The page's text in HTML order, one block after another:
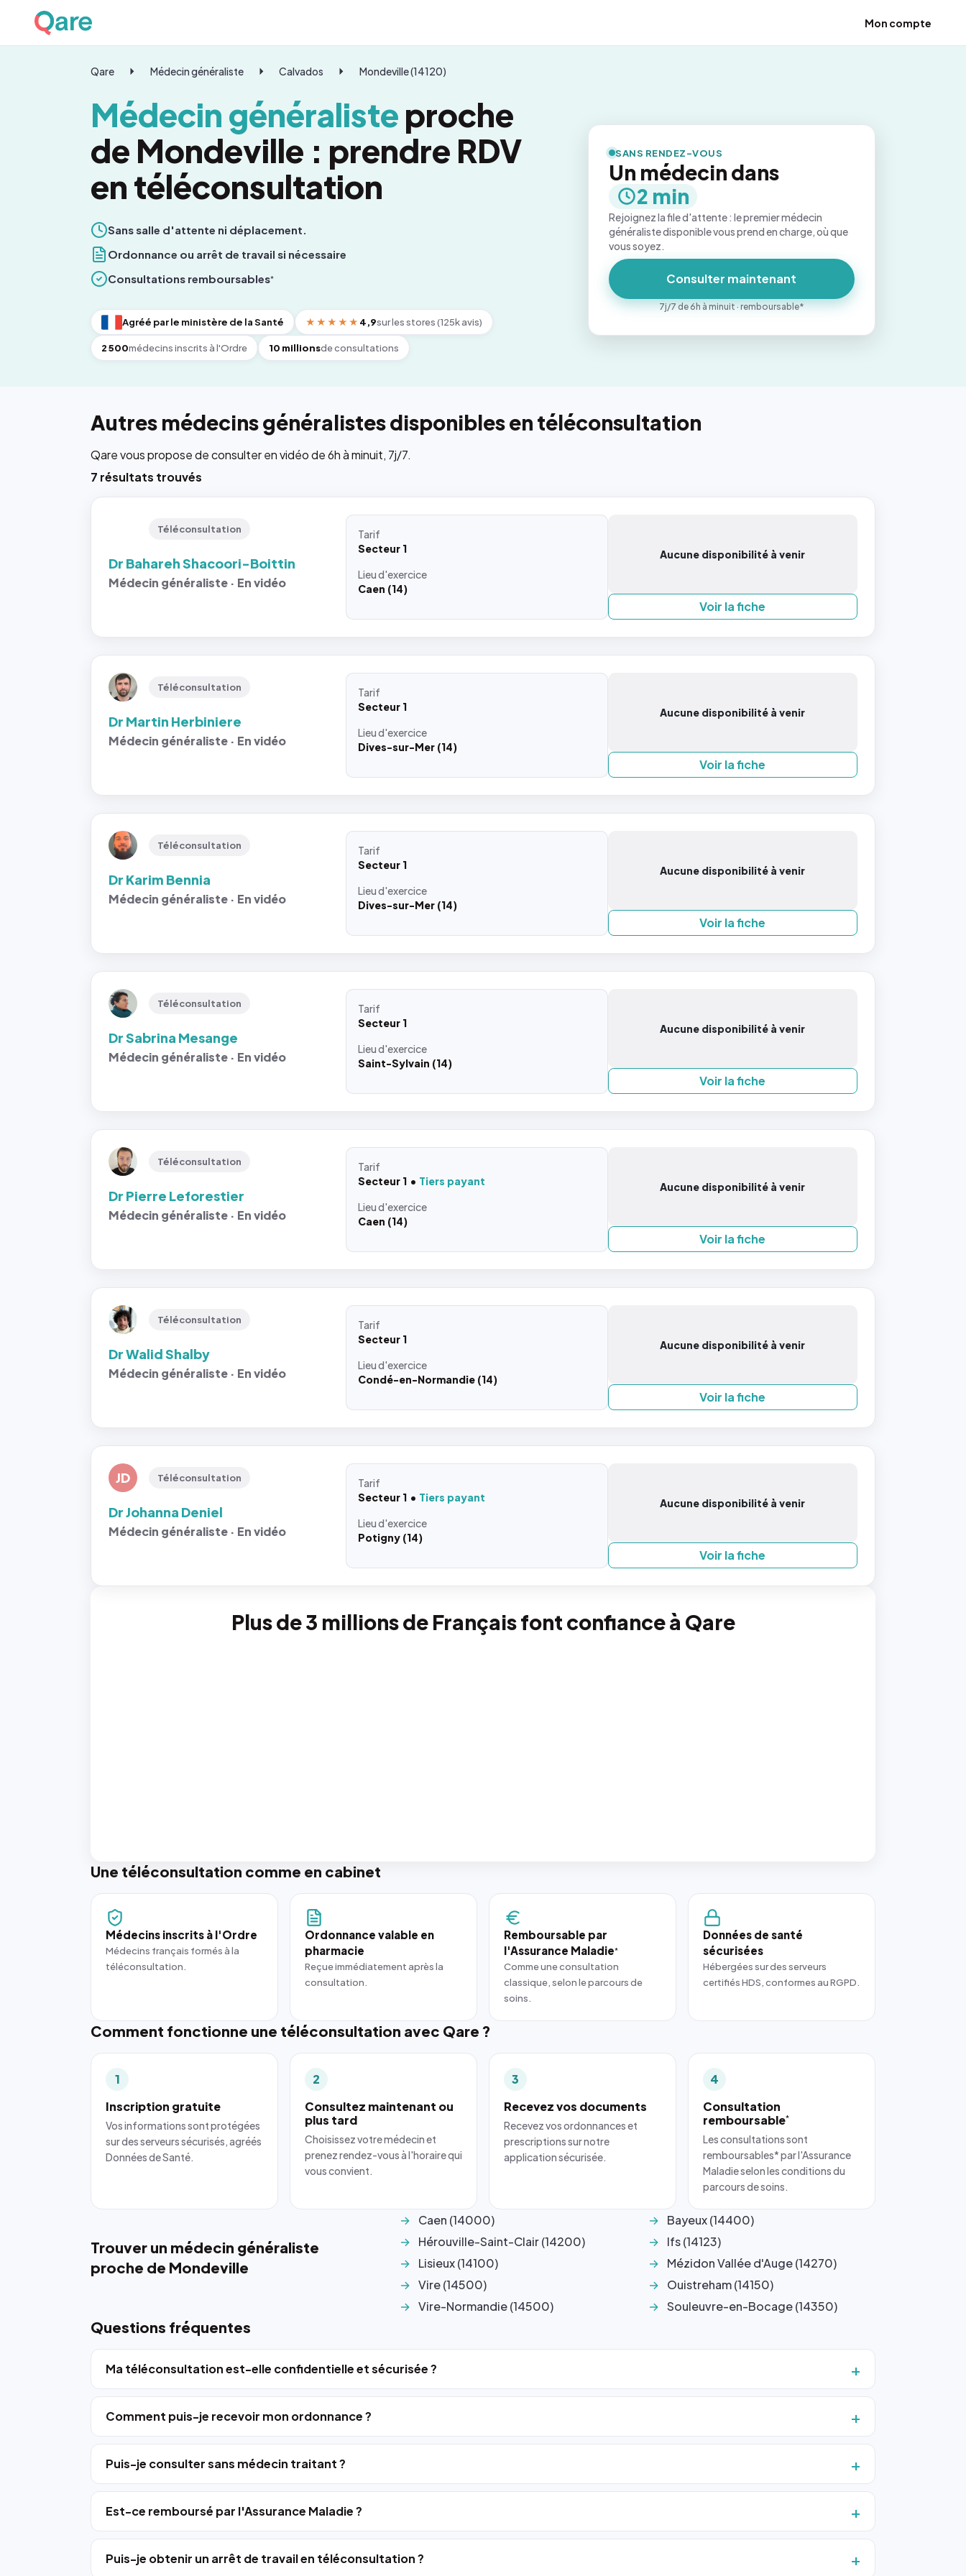
Mon compte
Qare Médecin généraliste Calvados Mondeville (14120)
Médecin généralisteproche
de Mondeville : prendre RDV
en téléconsultation
Sans salle d'attente ni déplacement.
Ordonnance ou arrêt de travail si nécessaire
Consultations remboursables*
Agréé par le ministère de la Santé ★★★★★ 4,9sur les stores (125k avis)
2 500médecins inscrits à l'Ordre 10 millionsde consultations
SANS RENDEZ-VOUS
Un médecin dans
2 min
Rejoignez la file d'attente : le premier médecin
généraliste disponible vous prend en charge, où que
vous soyez.
Consulter maintenant
7j/7 de 6h à minuit · remboursable*
Autres médecins généralistes disponibles en téléconsultation
Qare vous propose de consulter en vidéo de 6h à minuit, 7j/7.
7 résultats trouvés
Téléconsultation
Dr Bahareh Shacoori-Boittin
Médecin généraliste · En vidéo
Tarif
Secteur 1
Lieud'exercice
Caen (14)
Aucune disponibilité à venir
Voir la fiche
Téléconsultation
Dr Martin Herbiniere
Médecin généraliste · En vidéo
Tarif
Secteur 1
Lieud'exercice
Dives-sur-Mer (14)
Aucune disponibilité à venir
Voir la fiche
Téléconsultation
Dr Karim Bennia
Médecin généraliste · En vidéo
Tarif
Secteur 1
Lieud'exercice
Dives-sur-Mer (14)
Aucune disponibilité à venir
Voir la fiche
Téléconsultation
Dr Sabrina Mesange
Médecin généraliste · En vidéo
Tarif
Secteur 1
Lieud'exercice
Saint-Sylvain (14)
Aucune disponibilité à venir
Voir la fiche
Téléconsultation
Dr Pierre Leforestier
Médecin généraliste · En vidéo
Tarif
Secteur 1
Tiers payant
Lieud'exercice
Caen (14)
Aucune disponibilité à venir
Voir la fiche
Téléconsultation
Dr Walid Shalby
Médecin généraliste · En vidéo
Tarif
Secteur 1
Lieud'exercice
Condé-en-Normandie (14)
Aucune disponibilité à venir
Voir la fiche
JD Téléconsultation
Dr Johanna Deniel
Médecin généraliste · En vidéo
Tarif
Secteur 1
Tiers payant
Lieud'exercice
Potigny (14)
Aucune disponibilité à venir
Voir la fiche
Plus de 3 millions de Français font confiance à Qare
Une téléconsultation comme en cabinet
Médecins inscrits à l'Ordre
Médecins français formés à la
téléconsultation.
Ordonnance valable en
pharmacie
Reçue immédiatement après la
consultation.
Remboursable par
l'Assurance Maladie*
Comme une consultation
classique, selon le parcours de
soins.
Données de santé
sécurisées
Hébergées sur des serveurs
certifiés HDS, conformes au RGPD.
Comment fonctionne une téléconsultation avec Qare ?
1
Inscription gratuite
Vos informations sont protégées
sur des serveurs sécurisés, agréés
Données de Santé.
2
Consultez maintenant ou
plus tard
Choisissez votre médecin et
prenez rendez-vous à l'horaire qui
vous convient.
3
Recevez vos documents
Recevez vos ordonnances et
prescriptions sur notre
application sécurisée.
4
Consultation
remboursable*
Les consultations sont
remboursables* par l'Assurance
Maladie selon les conditions du
parcours de soins.
Trouver un médecin généraliste
proche de Mondeville
Caen (14000)
Hérouville-Saint-Clair (14200)
Lisieux (14100)
Vire (14500)
Vire-Normandie (14500)
Bayeux (14400)
Ifs (14123)
Mézidon Vallée d'Auge (14270)
Ouistreham (14150)
Souleuvre-en-Bocage (14350)
Questions fréquentes
Ma téléconsultation est-elle confidentielle et sécurisée ?
Comment puis-je recevoir mon ordonnance ?
Puis-je consulter sans médecin traitant ?
Est-ce remboursé par l'Assurance Maladie ?
Puis-je obtenir un arrêt de travail en téléconsultation ?